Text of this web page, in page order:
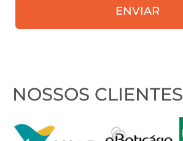
contato?
ENVIAR
NOSSOS CLIENTES